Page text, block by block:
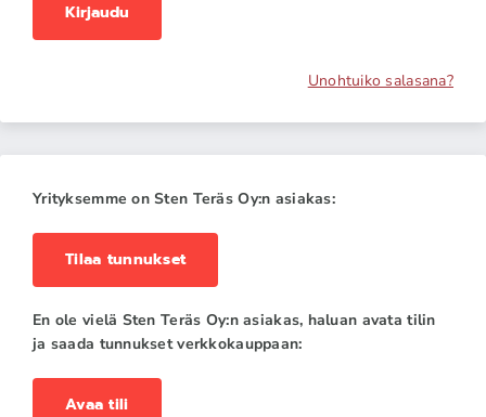
Kirjaudu
Unohtuiko salasana?
Yrityksemme on Sten Teräs Oy:n asiakas:
Tilaa tunnukset
En ole vielä Sten Teräs Oy:n asiakas, haluan avata tilin
ja saada tunnukset verkkokauppaan:
Avaa tili